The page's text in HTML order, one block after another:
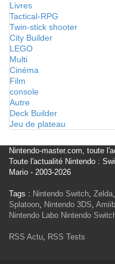
Livres
Tactical-RPG
Twin-stick shooter
City Builder
LEGO
Multi
Cinéma
Film
console
Autre
Deck Builder
Jeu de plateau
Nintendo-master.com, toute
Toute l'actualité Nintendo :
Mario - 2003-2026
Tags : Nintendo Switch, Zelda,
Splatoon, Nintendo 3DS,
Nintendo Labo Nintendo
RSS Actu, RSS Tests